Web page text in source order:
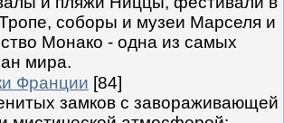
соборы и музеи Марселя и
Монако - одна из самых
мира.
Франции [84]
замков с завораживающей